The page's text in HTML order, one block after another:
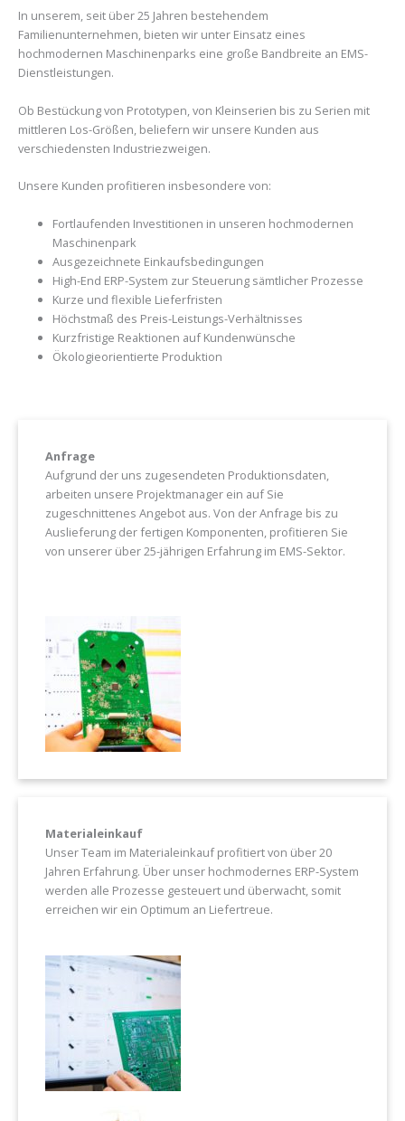
In unserem, seit über 25 Jahren bestehendem
Familienunternehmen, bieten wir unter Einsatz eines
hochmodernen Maschinenparks eine große Bandbreite an EMS-
Dienstleistungen.
Ob Bestückung von Prototypen, von Kleinserien bis zu Serien mit
mittleren Los-Größen, beliefern wir unsere Kunden aus
verschiedensten Industriezweigen.
Unsere Kunden profitieren insbesondere von:
Fortlaufenden Investitionen in unseren hochmodernen
Maschinenpark
Ausgezeichnete Einkaufsbedingungen
High-End ERP-System zur Steuerung sämtlicher Prozesse
Kurze und flexible Lieferfristen
Höchstmaß des Preis-Leistungs-Verhältnisses
Kurzfristige Reaktionen auf Kundenwünsche
Ökologieorientierte Produktion
Anfrage
Aufgrund der uns zugesendeten Produktionsdaten,
arbeiten unsere Projektmanager ein auf Sie
zugeschnittenes Angebot aus. Von der Anfrage bis zu
Auslieferung der fertigen Komponenten, profitieren Sie
von unserer über 25-jährigen Erfahrung im EMS-Sektor.
Materialeinkauf
Unser Team im Materialeinkauf profitiert von über 20
Jahren Erfahrung. Über unser hochmodernes ERP-System
werden alle Prozesse gesteuert und überwacht, somit
erreichen wir ein Optimum an Liefertreue.